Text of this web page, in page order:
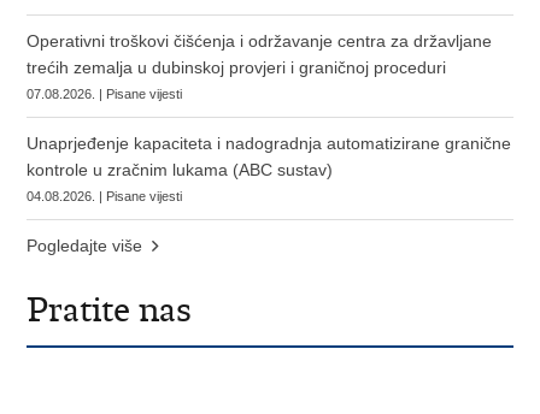
Operativni troškovi čišćenja i održavanje centra za državljane
trećih zemalja u dubinskoj provjeri i graničnoj proceduri
07.08.2026. | Pisane vijesti
Unaprjeđenje kapaciteta i nadogradnja automatizirane granične
kontrole u zračnim lukama (ABC sustav)
04.08.2026. | Pisane vijesti
Pogledajte više
Pratite nas